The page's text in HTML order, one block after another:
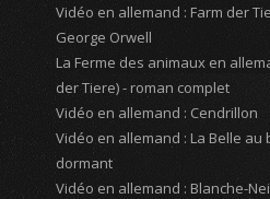
Vidéo en allemand : Farm der
George Orwell
La Ferme des animaux en
der Tiere) - roman complet
Vidéo en allemand : Cendrillon
Vidéo en allemand : La Belle au
dormant
Vidéo en allemand : Blanche-